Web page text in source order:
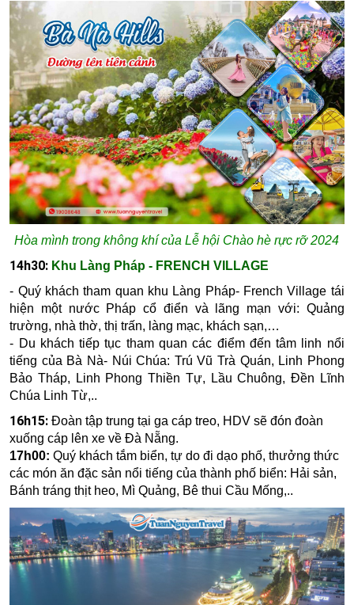
Hòa mình trong không khí của Lễ hội Chào hè rực rỡ 2024
14h30: K hu Làng Pháp - FRENCH VILLAGE
- Quý khách tham quan khu Làng Pháp- French Village tái
hiện một nước Pháp cổ điển và lãng mạn với: Quảng
trường, nhà thờ, thị trấn, làng mạc, khách sạn,…
- Du khách tiếp tục tham quan các điểm đến tâm linh nổi
tiếng của Bà Nà- Núi Chúa: Trú Vũ Trà Quán, Linh Phong
Bảo Tháp, Linh Phong Thiền Tự, Lầu Chuông, Đền Lĩnh
Chúa Linh Từ,..
16h15: Đoàn tập trung tại ga cáp treo, HDV sẽ đón đoàn
xuống cáp lên xe về Đà Nẵng.
17h00: Quý khách tắm biển, tự do đi dạo phố, thưởng thức
các món ăn đặc sản nổi tiếng của thành phố biển: Hải sản,
Bánh tráng thịt heo, Mì Quảng, Bê thui Cầu Mống,..